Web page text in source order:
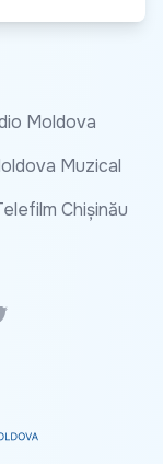
Moldova
Muzical
Chișinău